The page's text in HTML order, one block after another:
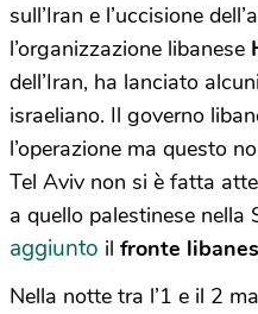
sull’Iran e l’uccisione
l’organizzazione libanese
dell’Iran, ha lanciato
israeliano. Il governo
l’operazione ma questo
Tel Aviv non si è fatta
a quello palestinese nella
aggiunto il fronte
Nella notte tra l’1 e il 2